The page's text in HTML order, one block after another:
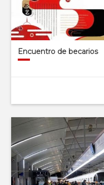
Encuentro de becarios